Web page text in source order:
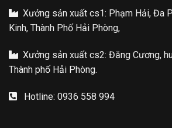
Xưởng sản xuất cs1: Phạm Hải, Đa
Kinh, Thành Phố Hải Phòng,
Xưởng sản xuất cs2: Đăng Cương,
Thành phố Hải Phòng.
Hotline: 0936 558 994